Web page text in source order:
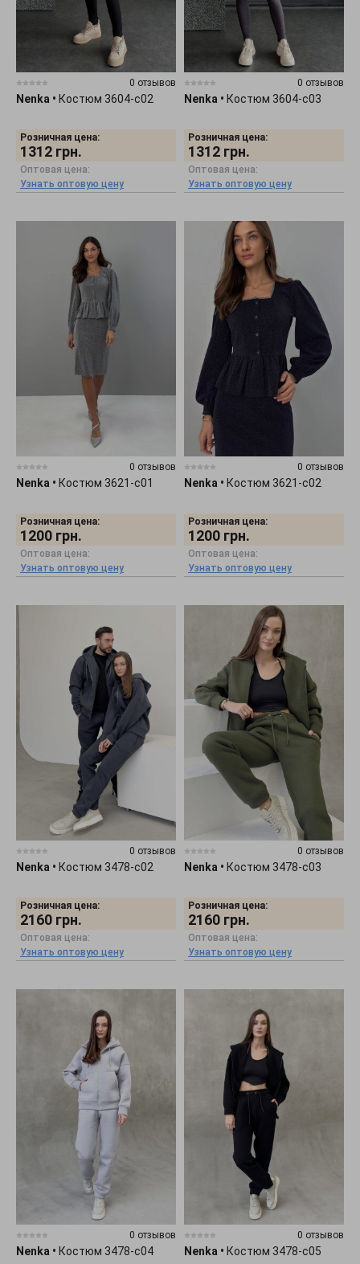
0 отзывов
Nenka • Костюм 3604-c02
Розничная цена:
1312 грн.
Оптовая цена:
Узнать оптовую цену
0 отзывов
Nenka • Костюм 3604-c03
Розничная цена:
1312 грн.
Оптовая цена:
Узнать оптовую цену
0 отзывов
Nenka • Костюм 3621-c01
Розничная цена:
1200 грн.
Оптовая цена:
Узнать оптовую цену
0 отзывов
Nenka • Костюм 3621-c02
Розничная цена:
1200 грн.
Оптовая цена:
Узнать оптовую цену
0 отзывов
Nenka • Костюм 3478-c02
Розничная цена:
2160 грн.
Оптовая цена:
Узнать оптовую цену
0 отзывов
Nenka • Костюм 3478-c03
Розничная цена:
2160 грн.
Оптовая цена:
Узнать оптовую цену
0 отзывов
Nenka • Костюм 3478-c04
0 отзывов
Nenka • Костюм 3478-c05